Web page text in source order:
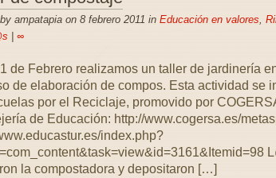
ampatapia on 8 febrero 2011 in Educación en valores,
∞
de Febrero realizamos un taller de jardinería
de elaboración de compos. Esta actividad se
por el Reciclaje, promovido por
de Educación: http://www.cogersa.es/
index.php?
la compostadora y depositaron […]